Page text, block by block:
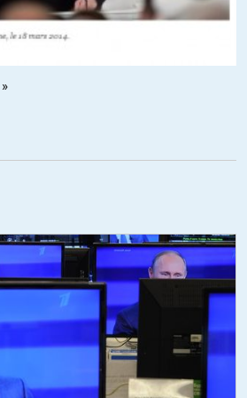
à 18h08
à réduire l’intérêt de la grande
ces conditions, le coût du séparatisme
réduits, dans la mesure ou elle dispose de
avec le reste du monde. Toutes
on doit donc s’attendre à ce que
économique entre les pays élève
à l’intérieur des Etats. Ces aspects
par Alesina et Spolaore dans leur
qu’au vu de ces deux livres, la volonté
« toujours plus étroite » entre Etats
de tendances lourdes de notre époque,